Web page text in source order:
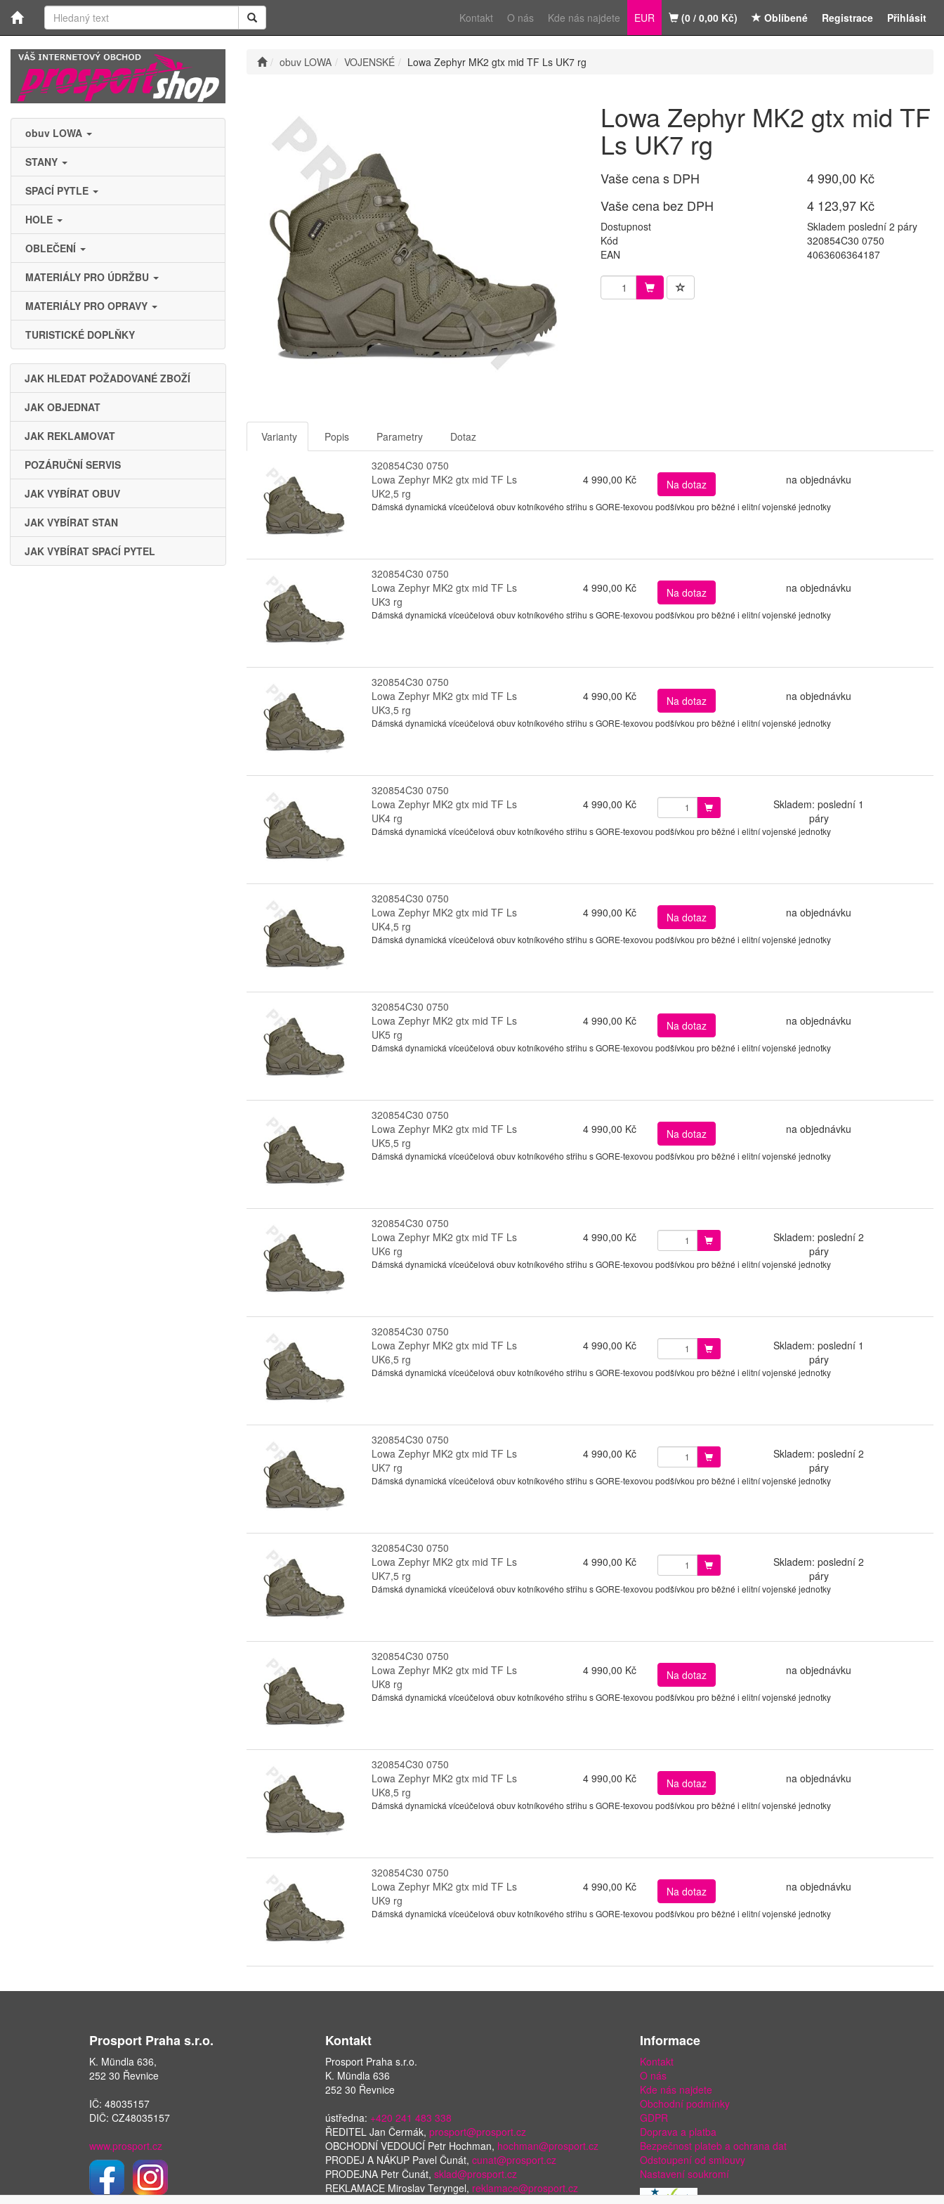
Registrace Přihlásit
Kontakt O nás Kde nás najdete EUR (0 / 0,00 Kč) Oblíbené
obuv LOWA
STANY
SPACÍ PYTLE
HOLE
OBLEČENÍ
MATERIÁLY PRO ÚDRŽBU
MATERIÁLY PRO OPRAVY
TURISTICKÉ DOPLŇKY
JAK HLEDAT POŽADOVANÉ ZBOŽÍ
JAK OBJEDNAT
JAK REKLAMOVAT
POZÁRUČNÍ SERVIS
JAK VYBÍRAT OBUV
JAK VYBÍRAT STAN
JAK VYBÍRAT SPACÍ PYTEL
obuv LOWA VOJENSKÉ Lowa Zephyr MK2 gtx mid TF Ls UK7 rg
Lowa Zephyr MK2 gtx mid TF
Ls UK7 rg
Vaše cena s DPH
4 990,00 Kč
Vaše cena bez DPH
4 123,97 Kč
Dostupnost
Skladem poslední 2 páry
Kód
320854C30 0750
EAN
4063606364187
Varianty Popis Parametry Dotaz
320854C30 0750
Lowa Zephyr MK2 gtx mid TF Ls
UK2,5 rg
4 990,00 Kč Na dotaz na objednávku
Dámská dynamická víceúčelová obuv kotníkového střihu s GORE-texovou podšívkou pro běžné i elitní vojenské jednotky
320854C30 0750
Lowa Zephyr MK2 gtx mid TF Ls
UK3 rg
4 990,00 Kč Na dotaz na objednávku
Dámská dynamická víceúčelová obuv kotníkového střihu s GORE-texovou podšívkou pro běžné i elitní vojenské jednotky
320854C30 0750
Lowa Zephyr MK2 gtx mid TF Ls
UK3,5 rg
4 990,00 Kč Na dotaz na objednávku
Dámská dynamická víceúčelová obuv kotníkového střihu s GORE-texovou podšívkou pro běžné i elitní vojenské jednotky
320854C30 0750
Lowa Zephyr MK2 gtx mid TF Ls
UK4 rg
4 990,00 Kč
Skladem: poslední 1
páry
Dámská dynamická víceúčelová obuv kotníkového střihu s GORE-texovou podšívkou pro běžné i elitní vojenské jednotky
320854C30 0750
Lowa Zephyr MK2 gtx mid TF Ls
UK4,5 rg
4 990,00 Kč Na dotaz na objednávku
Dámská dynamická víceúčelová obuv kotníkového střihu s GORE-texovou podšívkou pro běžné i elitní vojenské jednotky
320854C30 0750
Lowa Zephyr MK2 gtx mid TF Ls
UK5 rg
4 990,00 Kč Na dotaz na objednávku
Dámská dynamická víceúčelová obuv kotníkového střihu s GORE-texovou podšívkou pro běžné i elitní vojenské jednotky
320854C30 0750
Lowa Zephyr MK2 gtx mid TF Ls
UK5,5 rg
4 990,00 Kč Na dotaz na objednávku
Dámská dynamická víceúčelová obuv kotníkového střihu s GORE-texovou podšívkou pro běžné i elitní vojenské jednotky
320854C30 0750
Lowa Zephyr MK2 gtx mid TF Ls
UK6 rg
4 990,00 Kč
Skladem: poslední 2
páry
Dámská dynamická víceúčelová obuv kotníkového střihu s GORE-texovou podšívkou pro běžné i elitní vojenské jednotky
320854C30 0750
Lowa Zephyr MK2 gtx mid TF Ls
UK6,5 rg
4 990,00 Kč
Skladem: poslední 1
páry
Dámská dynamická víceúčelová obuv kotníkového střihu s GORE-texovou podšívkou pro běžné i elitní vojenské jednotky
320854C30 0750
Lowa Zephyr MK2 gtx mid TF Ls
UK7 rg
4 990,00 Kč
Skladem: poslední 2
páry
Dámská dynamická víceúčelová obuv kotníkového střihu s GORE-texovou podšívkou pro běžné i elitní vojenské jednotky
320854C30 0750
Lowa Zephyr MK2 gtx mid TF Ls
UK7,5 rg
4 990,00 Kč
Skladem: poslední 2
páry
Dámská dynamická víceúčelová obuv kotníkového střihu s GORE-texovou podšívkou pro běžné i elitní vojenské jednotky
320854C30 0750
Lowa Zephyr MK2 gtx mid TF Ls
UK8 rg
4 990,00 Kč Na dotaz na objednávku
Dámská dynamická víceúčelová obuv kotníkového střihu s GORE-texovou podšívkou pro běžné i elitní vojenské jednotky
320854C30 0750
Lowa Zephyr MK2 gtx mid TF Ls
UK8,5 rg
4 990,00 Kč Na dotaz na objednávku
Dámská dynamická víceúčelová obuv kotníkového střihu s GORE-texovou podšívkou pro běžné i elitní vojenské jednotky
320854C30 0750
Lowa Zephyr MK2 gtx mid TF Ls
UK9 rg
4 990,00 Kč Na dotaz na objednávku
Dámská dynamická víceúčelová obuv kotníkového střihu s GORE-texovou podšívkou pro běžné i elitní vojenské jednotky
Prosport Praha s.r.o.
K. Mündla 636,
252 30 Řevnice
IČ: 48035157
DIČ: CZ48035157
www.prosport.cz
Kontakt
Prosport Praha s.r.o.
K. Mündla 636
252 30 Řevnice
ústředna: +420 241 483 338
ŘEDITEL Jan Čermák, prosport@prosport.cz
OBCHODNÍ VEDOUCÍ Petr Hochman, hochman@prosport.cz
PRODEJ A NÁKUP Pavel Čunát, cunat@prosport.cz
PRODEJNA Petr Čunát, sklad@prosport.cz
REKLAMACE Miroslav Teryngel, reklamace@prosport.cz
Informace
Kontakt
O nás
Kde nás najdete
Obchodní podmínky
GDPR
Doprava a platba
Bezpečnost plateb a ochrana dat
Odstoupení od smlouvy
Nastavení soukromí